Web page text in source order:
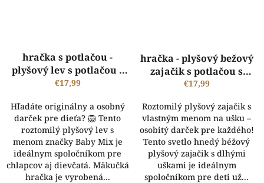
hračka s potlačou -
plyšový lev s potlačou s
vlastným menom
€17,99
Hľadáte originálny a osobný
darček pre dieťa? 🦁 Tento
roztomilý plyšový lev s
menom značky Baby Mix je
ideálnym spoločníkom pre
chlapcov aj dievčatá. Mäkučká
hračka je vyrobená...
hodnotenie
produktu
hviezdičiek.
hračka - plyšový bežový
zajačik s potlačou s
vlastným menom
€17,99
Roztomilý plyšový zajačik s
vlastným menom na ušku –
osobitý darček pre každého!
Tento svetlo hnedý béžový
plyšový zajačik s dlhými
uškami je ideálnym
spoločníkom pre deti už...